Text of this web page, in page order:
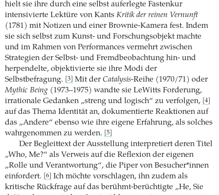
hielt sie ihre durch eine selbst auferlegte Fastenkur
intensivierte ­Lektüre von Kants Kritik der reinen Vernunft
(1781) mit Notizen und einer Brownie-­Kamera fest. Indem
sie sich selbst zum Kunst- und ­Forschungsobjekt machte
und im Rahmen von Performances vermehrt ­zwischen
Strategien der Selbst- und Fremdbeobachtung hin- und
herpendelte, objektivierte sie ihre Modi der
Selbstbefragung.
[3] Mit der Catalysis-­Reihe (1970/71) oder
Mythic Being (1973–1975) wandte sie LeWitts Forderung,
irrationale ­Gedanken „streng und logisch“ zu verfolgen,
[4]
auf das Thema Identität an, dokumentierte Reaktionen auf
das „Andere“ ebenso wie ihre eigene Erfahrung, als solches
wahrgenommen zu werden.
[5]
Der Begleittext der Ausstellung ­interpretiert deren Titel
„Who, Me?“ als Verweis auf die ­Reflexion der eigenen
„Rolle und Verantwortung“, die Piper von Besucher*innen
einfordert.
[6]
Ich möchte vorschlagen, ihn zudem als
kritische Rückfrage auf das berühmt-berüchtigte „He, Sie